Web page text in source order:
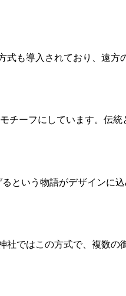
も導入されており、遠方
チーフにしています。伝
という物語がデザインに
ではこの方式で、複数の